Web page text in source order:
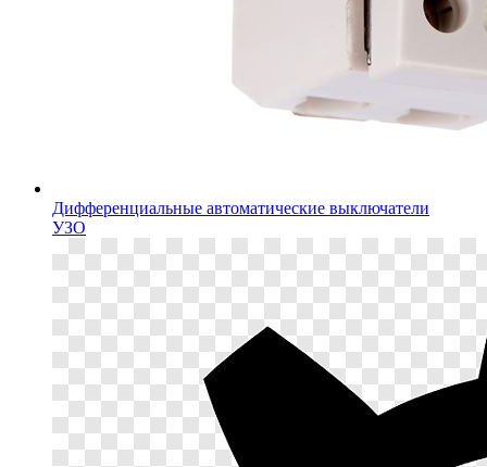
Дифференциальные автоматические выключатели
УЗО